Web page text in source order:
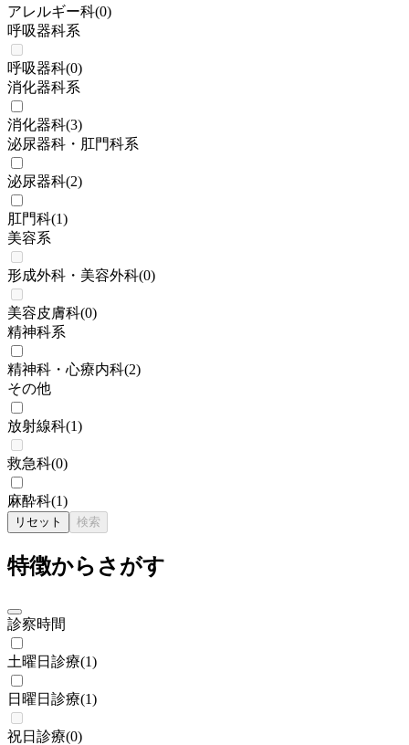
アレルギー科(0)
呼吸器科系
呼吸器科(0)
消化器科系
消化器科(3)
泌尿器科・肛門科系
泌尿器科(2)
肛門科(1)
美容系
形成外科・美容外科(0)
美容皮膚科(0)
精神科系
精神科・心療内科(2)
その他
放射線科(1)
救急科(0)
麻酔科(1)
リセット 検索
特徴からさがす
診察時間
土曜日診療(1)
日曜日診療(1)
祝日診療(0)